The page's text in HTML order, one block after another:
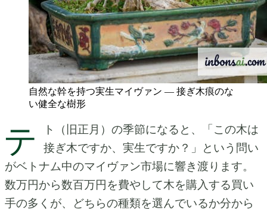
自然な幹を持つ実生マイヴァン — 接ぎ木痕のな
い健全な樹形
テ
ト（旧正月）の季節になると、「この木は
接ぎ木ですか、実生ですか？」という問い
がベトナム中のマイヴァン市場に響き渡ります。
数万円から数百万円を費やして木を購入する買い
手の多くが、どちらの種類を選んでいるか分から